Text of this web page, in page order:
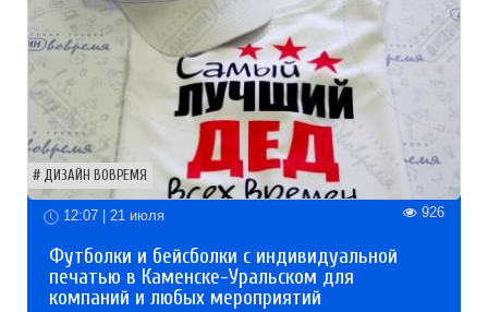
ДИЗАЙН ВОВРЕМЯ
12:07 | 21 июля 926
Футболки и бейсболки с индивидуальной
печатью в Каменске-Уральском для
компаний и любых мероприятий